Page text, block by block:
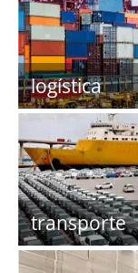
logística
transporte